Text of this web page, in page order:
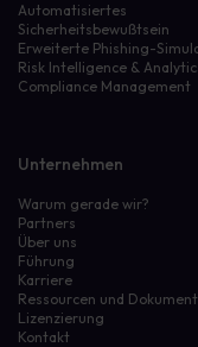
Automatisiertes
Sicherheitsbewußtsein
Erweiterte Phishing-
Risk Intelligence &
Compliance Management
Unternehmen
Warum gerade wir?
Partners
Über uns
Führung
Karriere
Ressourcen und
Lizenzierung
Kontakt